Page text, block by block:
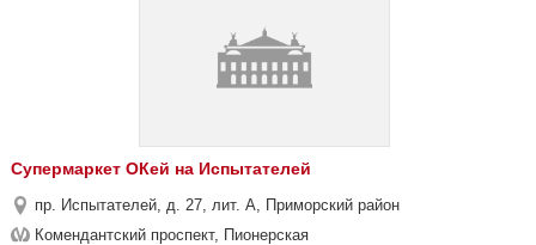
Супермаркет ОКей на Испытателей
пр. Испытателей, д. 27, лит. А, Приморский район
Комендантский проспект, Пионерская